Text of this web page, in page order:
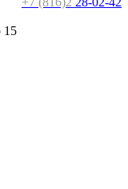
15